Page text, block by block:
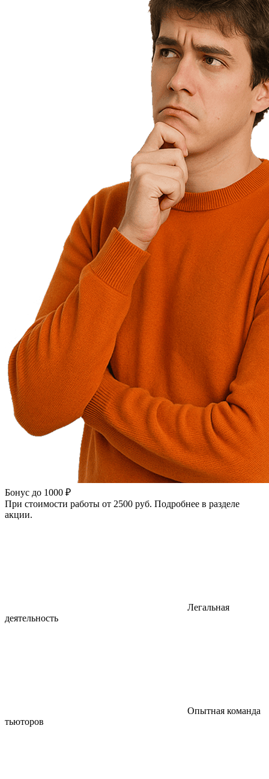
Бонус до 1000 ₽
При стоимости работы от 2500 руб. Подробнее в разделе
акции.
Легальная
деятельность
Опытная команда
тьюторов